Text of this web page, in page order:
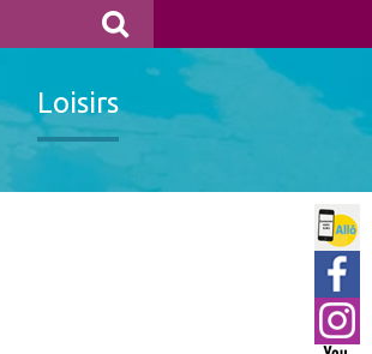
Loisirs
Allo
Ville